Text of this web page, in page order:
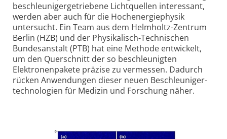
beschleuniger­getriebene Licht­quellen interessant,
werden aber auch für die Hoch­energie­physik
untersucht. Ein Team aus dem Helmholtz-Zentrum
Berlin (HZB) und der Physikalisch-Technischen
Bundes­anstalt (PTB) hat eine Methode entwickelt,
um den Querschnitt der so beschleunigten
Elektronen­pakete präzise zu vermessen. Dadurch
rücken Anwendungen dieser neuen Beschleuniger­
technologien für Medizin und Forschung näher.